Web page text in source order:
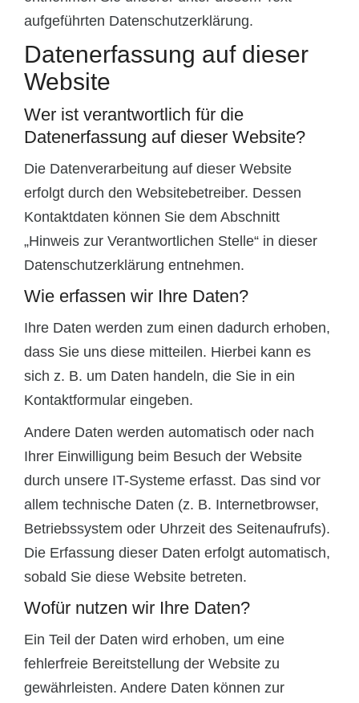
aufgeführten Datenschutzerklärung.
Datenerfassung auf dieser
Website
Wer ist verantwortlich für die
Datenerfassung auf dieser Website?
Die Datenverarbeitung auf dieser Website
erfolgt durch den Websitebetreiber. Dessen
Kontaktdaten können Sie dem Abschnitt
„Hinweis zur Verantwortlichen Stelle“ in dieser
Datenschutzerklärung entnehmen.
Wie erfassen wir Ihre Daten?
Ihre Daten werden zum einen dadurch erhoben,
dass Sie uns diese mitteilen. Hierbei kann es
sich z. B. um Daten handeln, die Sie in ein
Kontaktformular eingeben.
Andere Daten werden automatisch oder nach
Ihrer Einwilligung beim Besuch der Website
durch unsere IT-Systeme erfasst. Das sind vor
allem technische Daten (z. B. Internetbrowser,
Betriebssystem oder Uhrzeit des Seitenaufrufs).
Die Erfassung dieser Daten erfolgt automatisch,
sobald Sie diese Website betreten.
Wofür nutzen wir Ihre Daten?
Ein Teil der Daten wird erhoben, um eine
fehlerfreie Bereitstellung der Website zu
gewährleisten. Andere Daten können zur